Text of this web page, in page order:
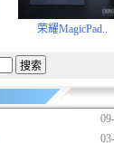
荣耀MagicPad..